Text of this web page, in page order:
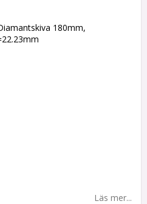
180mm,
Läs mer...